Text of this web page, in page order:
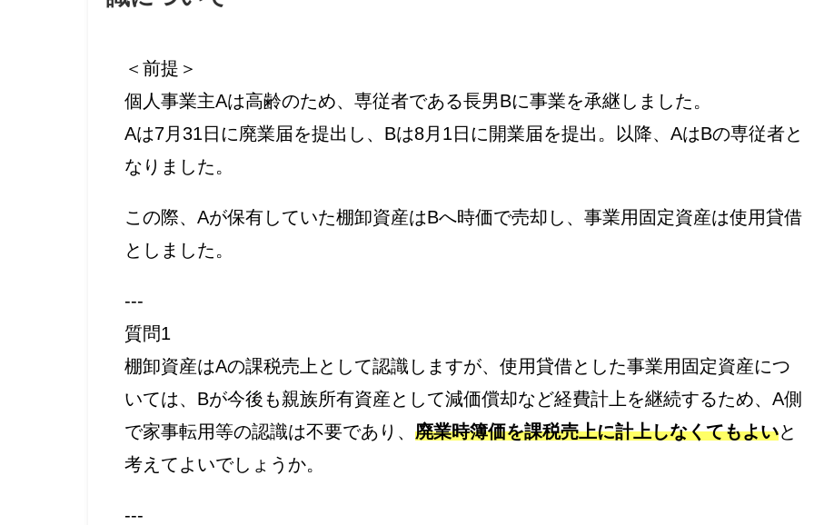
＜前提＞
個人事業主Aは高齢のため、専従者である長男Bに事業を承継しました。
Aは7月31日に廃業届を提出し、Bは8月1日に開業届を提出。以降、AはBの専従者と
なりました。
この際、Aが保有していた棚卸資産はBへ時価で売却し、事業用固定資産は使用貸借
としました。
---
質問1
棚卸資産はAの課税売上として認識しますが、使用貸借とした事業用固定資産につ
いては、Bが今後も親族所有資産として減価償却など経費計上を継続するため、A側
で家事転用等の認識は不要であり、 廃業時簿価を課税売上に計上しなくてもよいと
考えてよいでしょうか。
---